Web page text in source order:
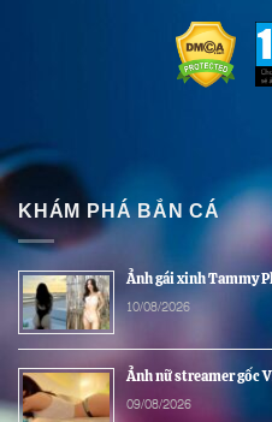
KHÁM PHÁ BẮN CÁ
Ảnh gái xinh Tammy
10/08/2026
Ảnh nữ streamer gốc
09/08/2026